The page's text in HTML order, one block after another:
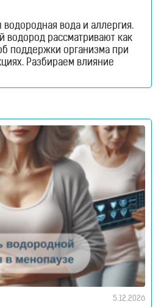
водородная вода и аллергия.
водород рассматривают как
поддержки организма при
Разбираем влияние
водорода на самочувствие
организма
людей по всему миру — и
5.12.2026